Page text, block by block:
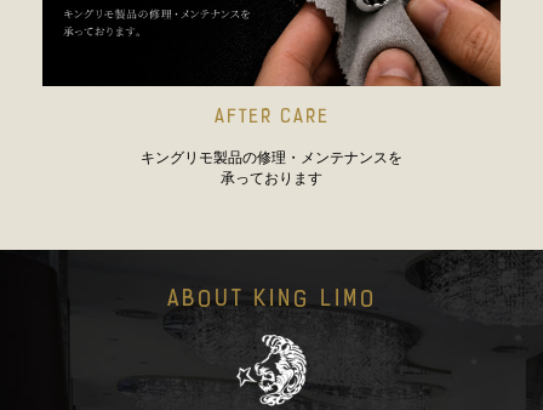
AFTER CARE
キングリモ製品の修理・メンテナンスを
承っております
ABOUT KING LIMO